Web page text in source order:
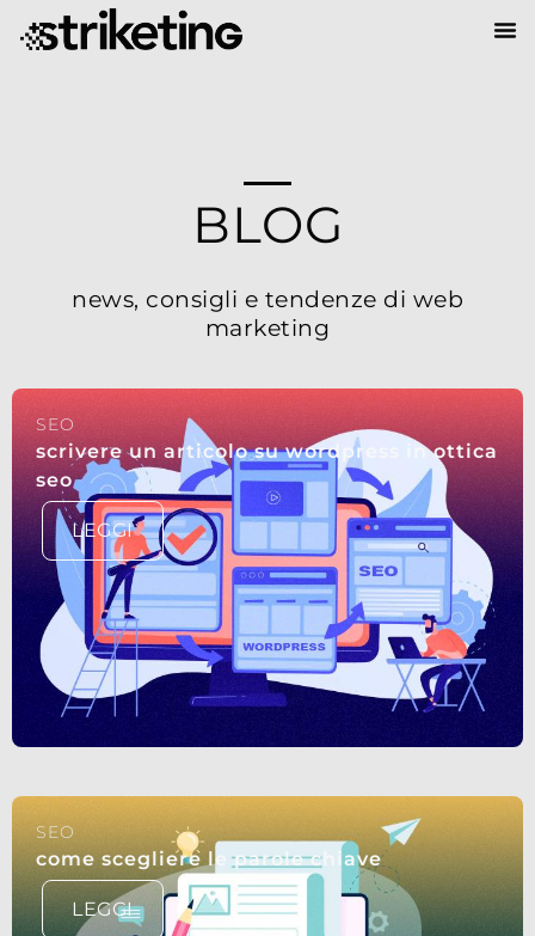
BLOG
news, consigli e tendenze di web
marketing
SEO
scrivere un articolo su wordpress in ottica
seo
LEGGI
SEO
come scegliere le parole chiave
LEGGI